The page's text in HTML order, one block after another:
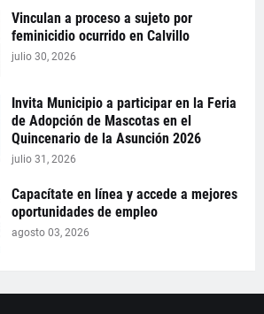
Vinculan a proceso a sujeto por
feminicidio ocurrido en Calvillo
julio 30, 2026
Invita Municipio a participar en la Feria
de Adopción de Mascotas en el
Quincenario de la Asunción 2026
julio 31, 2026
Capacítate en línea y accede a mejores
oportunidades de empleo
agosto 03, 2026